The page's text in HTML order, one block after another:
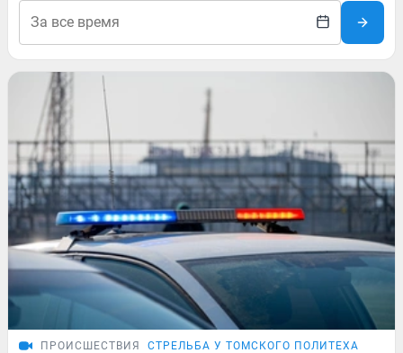
ПРОИСШЕСТВИЯ СТРЕЛЬБА У ТОМСКОГО ПОЛИТЕХА